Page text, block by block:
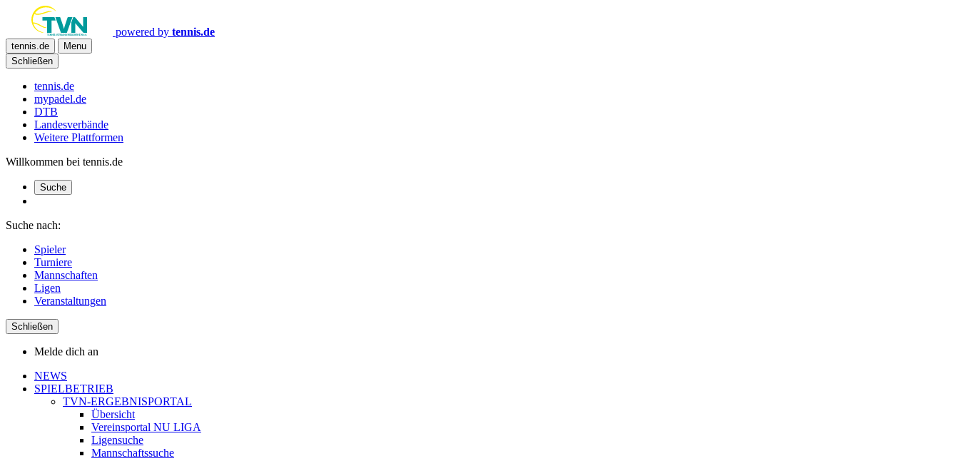
powered by tennis.de
tennis.de
Menu
Schließen
tennis.de
mypadel.de
DTB
Landesverbände
Weitere Plattformen
Willkommen bei tennis.de
Suche
Suche nach:
Spieler
Turniere
Mannschaften
Ligen
Veranstaltungen
Schließen
Melde dich an
NEWS
SPIELBETRIEB
TVN-ERGEBNISPORTAL
Übersicht
Vereinsportal NU LIGA
Ligensuche
Mannschaftssuche